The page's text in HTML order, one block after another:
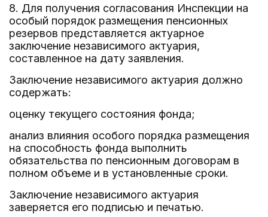
8. Для получения согласования Инспекции на
особый порядок размещения пенсионных
резервов представляется актуарное
заключение независимого актуария,
составленное на дату заявления.
Заключение независимого актуария должно
содержать:
оценку текущего состояния фонда;
анализ влияния особого порядка размещения
на способность фонда выполнить
обязательства по пенсионным договорам в
полном объеме и в установленные сроки.
Заключение независимого актуария
заверяется его подписью и печатью.